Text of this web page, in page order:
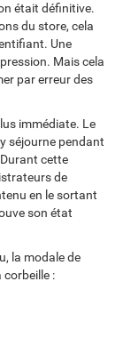
était définitive.
du store, cela
Une
Mais cela
par erreur des
immédiate. Le
séjourne pendant
cette
de
en le sortant
son état
la modale de
: